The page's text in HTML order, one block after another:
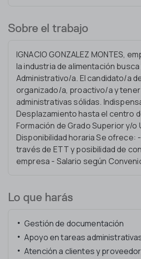
Sobre el trabajo
IGNACIO GONZALEZ MONTES,
la industria de alimentación
Administrativo/a. El candidato/a
organizado/a, proactivo/a y
administrativas sólidas.
Desplazamiento hasta el centro
Formación de Grado Superior y/o
Disponibilidad horaria Se ofrece:
través de ETT y posibilidad de
empresa - Salario según
Lo que harás
Gestión de documentación
Apoyo en tareas
Atención a clientes y